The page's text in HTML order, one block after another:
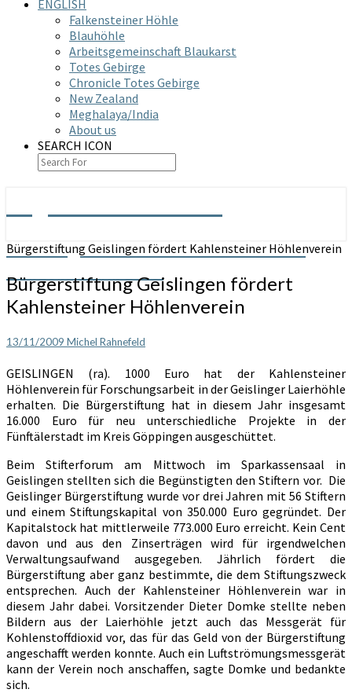
ENGLISH
Falkensteiner Höhle
Blauhöhle
Arbeitsgemeinschaft Blaukarst
Totes Gebirge
Chronicle Totes Gebirge
New Zealand
Meghalaya/India
About us
SEARCH ICON
Arbeitsgemeinschaft Höhle & Karst
Bürgerstiftung Geislingen fördert Kahlensteiner Höhlenverein
Bürgerstiftung Geislingen fördert
Kahlensteiner Höhlenverein
13/11/2009 Michel Rahnefeld
GEISLINGEN (ra). 1000 Euro hat der Kahlensteiner
Höhlenverein für For­schungsarbeit in der Geislinger Laierhöhle
erhalten. Die Bürgerstiftung hat in diesem Jahr insgesamt
16.000 Euro für neu unterschiedliche Projekte in der
Fünftälerstadt im Kreis Göppingen ausgeschüttet.
Beim Stifterforum am Mittwoch im Sparkassensaal in
Geislingen stellten sich die Begünstigten den Stiftern vor. Die
Geislinger Bürgerstiftung wurde vor drei Jahren mit 56 Stiftern
und einem Stiftungskapital von 350.000 Euro gegrün­det. Der
Kapitalstock hat mittlerweile 773.000 Euro erreicht. Kein Cent
davon und aus den Zinserträgen wird für irgendwelchen
Verwaltungsaufwand ausge­geben. Jährlich fördert die
Bürgerstiftung aber ganz bestimmte, die dem Stiftungszweck
entsprechen. Auch der Kahlensteiner Höhlenverein war in
diesem Jahr dabei. Vorsitzender Dieter Domke stellte neben
Bildern aus der Laierhöhle jetzt auch das Messgerät für
Kohlenstoff­dioxid vor, das für das Geld von der Bürgerstiftung
angeschafft werden konnte. Auch ein Luftströmungsmessgerät
kann der Verein noch anschaffen, sagte Domke und bedankte
sich.